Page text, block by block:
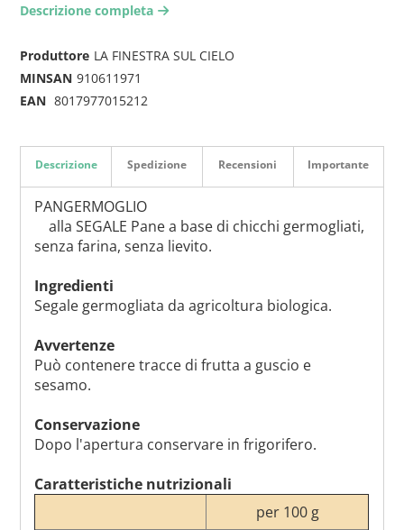
Descrizione completa arrow-right2
Produttore LA FINESTRA SUL CIELO
MINSAN 910611971
EAN 8017977015212
Descrizione
PANGERMOGLIO
alla SEGALE Pane a base di chicchi germogliati,
senza farina, senza lievito.
Ingredienti
Segale germogliata da agricoltura biologica.
Avvertenze
Può contenere tracce di frutta a guscio e
sesamo.
Conservazione
Dopo l'apertura conservare in frigorifero.
Caratteristiche nutrizionali
per 100 g
Spedizione Recensioni Importante